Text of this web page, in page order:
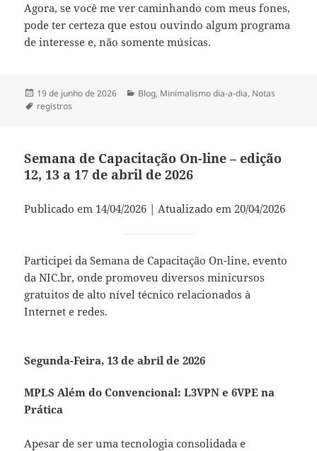
Agora, se você me ver caminhando com meus fones,
pode ter certeza que estou ouvindo algum programa
de interesse e, não somente músicas.
Publicado
em
19 de junho de 2026 Categorias
Blog, Minimalismo dia-a-dia, Notas
Tags
registros
Semana de Capacitação On-line – edição
12, 13 a 17 de abril de 2026
Publicado em 14/04/2026 | Atualizado em 20/04/2026
Participei da Semana de Capacitação On-line, evento
da NIC.br, onde promoveu diversos minicursos
gratuitos de alto nível técnico relacionados à
Internet e redes.
Segunda-Feira, 13 de abril de 2026
MPLS Além do Convencional: L3VPN e 6VPE na
Prática
Apesar de ser uma tecnologia consolidada e